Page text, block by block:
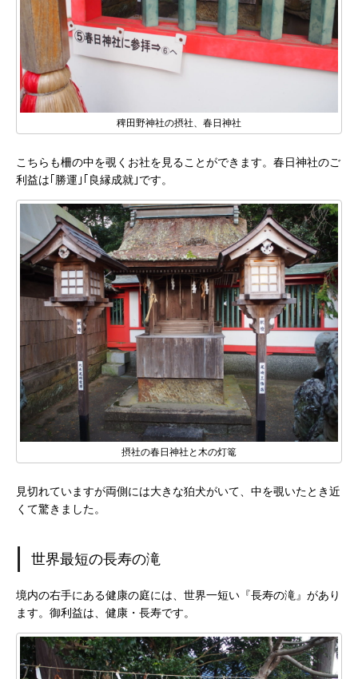
稗田野神社の摂社、春日神社
こちらも柵の中を覗くお社を見ることができます。春日神社のご
利益は｢勝運｣｢良縁成就｣です。
摂社の春日神社と木の灯篭
見切れていますが両側には大きな狛犬がいて、中を覗いたとき近
くて驚きました。
世界最短の長寿の滝
境内の右手にある健康の庭には、世界一短い『長寿の滝』があり
ます。御利益は、健康・長寿です。